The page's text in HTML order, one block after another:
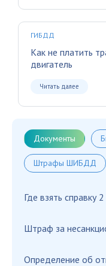
ГИБДД
Как не платить
двигатель
Читать далее
Документы
Штрафы ШИБДД
Где взять
Штраф за
Определение об